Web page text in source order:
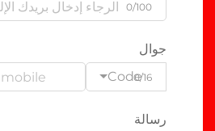
0/100
جوال
Code0/16
رسالة